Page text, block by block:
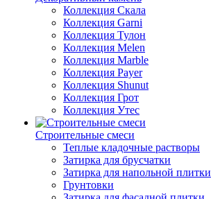
Коллекция Скала
Коллекция Garni
Коллекция Тулон
Коллекция Melen
Коллекция Marble
Коллекция Payer
Коллекция Shunut
Коллекция Грот
Коллекция Утес
Строительные смеси
Теплые кладочные растворы
Затирка для брусчатки
Затирка для напольной плитки
Грунтовки